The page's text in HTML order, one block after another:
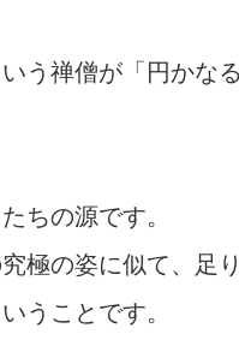
う禅僧が「円かな
ちの源です。
極の姿に似て、足
うことです。